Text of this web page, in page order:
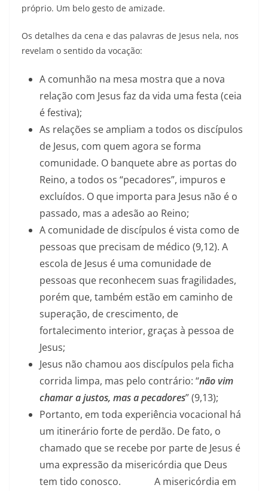
próprio. Um belo gesto de amizade.
Os detalhes da cena e das palavras de Jesus nela, nos
revelam o sentido da vocação:
A comunhão na mesa mostra que a nova
relação com Jesus faz da vida uma festa (ceia
é festiva);
As relações se ampliam a todos os discípulos
de Jesus, com quem agora se forma
comunidade. O banquete abre as portas do
Reino, a todos os “pecadores”, impuros e
excluídos. O que importa para Jesus não é o
passado, mas a adesão ao Reino;
A comunidade de discípulos é vista como de
pessoas que precisam de médico (9,12). A
escola de Jesus é uma comunidade de
pessoas que reconhecem suas fragilidades,
porém que, também estão em caminho de
superação, de crescimento, de
fortalecimento interior, graças à pessoa de
Jesus;
Jesus não chamou aos discípulos pela ficha
corrida limpa, mas pelo contrário: “não vim
chamar a justos, mas a pecadores” (9,13);
Portanto, em toda experiência vocacional há
um itinerário forte de perdão. De fato, o
chamado que se recebe por parte de Jesus é
uma expressão da misericórdia que Deus
tem tido conosco. A misericórdia em